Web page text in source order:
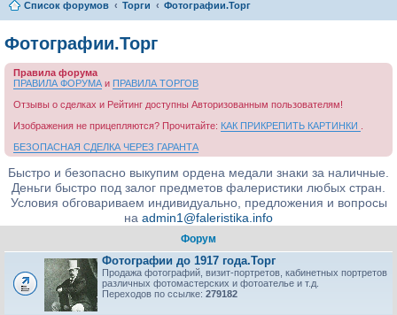
Список форумов Торги Фотографии.Торг
Фотографии.Торг
Правила форума
ПРАВИЛА ФОРУМА и ПРАВИЛА ТОРГОВ
Отзывы о сделках и Рейтинг доступны Авторизованным пользователям!
Изображения не прицепляются? Прочитайте: КАК ПРИКРЕПИТЬ КАРТИНКИ
БЕЗОПАСНАЯ СДЕЛКА ЧЕРЕЗ ГАРАНТА
Быстро и безопасно выкупим ордена медали знаки за наличные.
Деньги быстро под залог предметов фалеристики любых стран.
Условия обговариваем индивидуально, предложения и вопросы
на admin1@faleristika.info
Форум
Фотографии до 1917 года.Торг
Продажа фотографий, визит-портретов, кабинетных портретов
различных фотомастерских и фотоателье и т.д.
Переходов по ссылке: 279182